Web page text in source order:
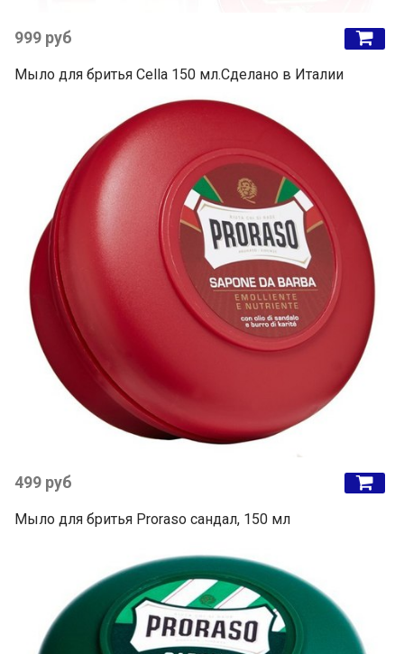
999 руб
Мыло для бритья Cella 150 мл.Сделано в Италии
499 руб
Мыло для бритья Proraso сандал, 150 мл